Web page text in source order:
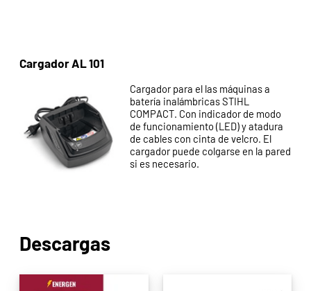
Cargador AL 101
Cargador para el las máquinas a
batería inalámbricas STIHL
COMPACT. Con indicador de modo
de funcionamiento (LED) y atadura
de cables con cinta de velcro. El
cargador puede colgarse en la pared
si es necesario.
Descargas